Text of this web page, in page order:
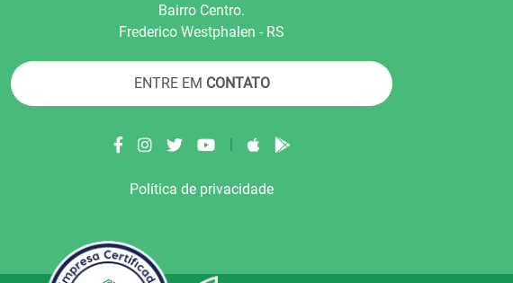
Bairro Centro.
Frederico Westphalen - RS
ENTRE EM CONTATO
Política de privacidade